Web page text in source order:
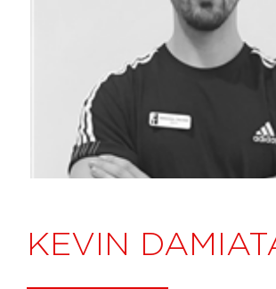
KEVIN